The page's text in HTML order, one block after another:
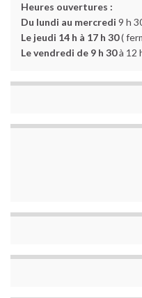
Heures ouvertures :
Du lundi au mercredi 9 h
Le jeudi 14 h à 17 h 30(
Le vendredi de 9 h 30à 12